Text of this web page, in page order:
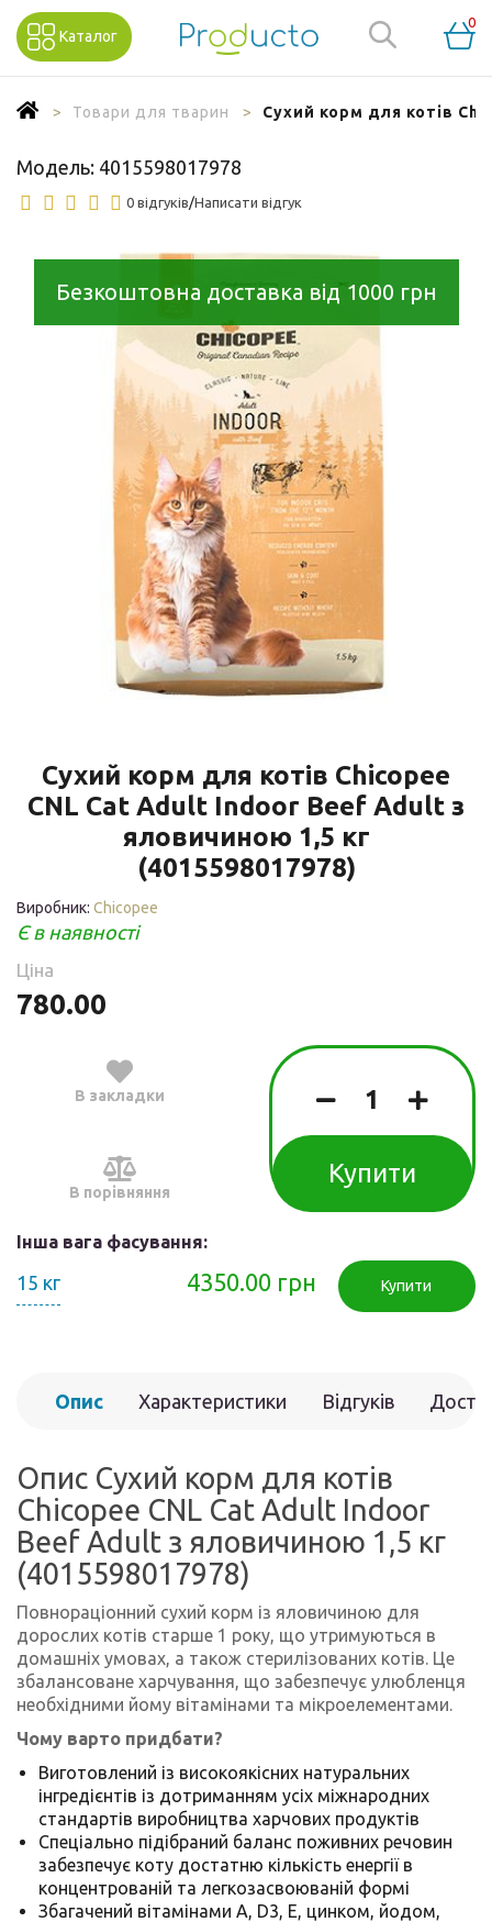
Каталог
0
Товари для тварин Сухий корм для котів
Модель: 4015598017978
0 відгуків/Написати відгук
Безкоштовна доставка від 1000 грн
Сухий корм для котів Chicopee
CNL Cat Adult Indoor Beef Adult з
яловичиною 1,5 кг
(4015598017978)
Виробник: Chicopee
Є в наявності
Ціна
780.00
В закладки
В порівняння
Купити
Інша вага фасування:
15 кг 4350.00 грн Купити
Опис Характеристики Відгуків
Опис Сухий корм для котів
Chicopee CNL Cat Adult Indoor
Beef Adult з яловичиною 1,5 кг
(4015598017978)
Повнораціонний сухий корм із яловичиною для
дорослих котів старше 1 року, що утримуються в
домашніх умовах, а також стерилізованих котів. Це
збалансоване харчування, що забезпечує улюбленця
необхідними йому вітамінами та мікроелементами.
Чому варто придбати?
Виготовлений із високоякісних натуральних
інгредієнтів із дотриманням усіх міжнародних
стандартів виробництва харчових продуктів
Спеціально підібраний баланс поживних речовин
забезпечує коту достатню кількість енергії в
концентрованій та легкозасвоюваній формі
Збагачений вітамінами A, D3, E, цинком, йодом,